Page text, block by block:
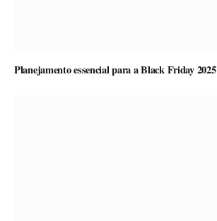
Planejamento essencial para a Black Friday 2025